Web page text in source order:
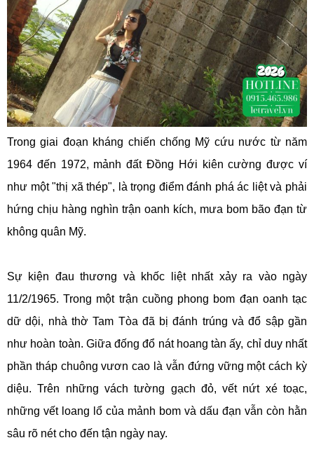
Trong giai đoạn kháng chiến chống Mỹ cứu nước từ năm
1964 đến 1972, mảnh đất Đồng Hới kiên cường được ví
như một "thị xã thép", là trọng điểm đánh phá ác liệt và phải
hứng chịu hàng nghìn trận oanh kích, mưa bom bão đạn từ
không quân Mỹ.
Sự kiện đau thương và khốc liệt nhất xảy ra vào ngày
11/2/1965. Trong một trận cuồng phong bom đạn oanh tạc
dữ dội, nhà thờ Tam Tòa đã bị đánh trúng và đổ sập gần
như hoàn toàn. Giữa đống đổ nát hoang tàn ấy, chỉ duy nhất
phần tháp chuông vươn cao là vẫn đứng vững một cách kỳ
diệu. Trên những vách tường gạch đỏ, vết nứt xé toạc,
những vết loang lổ của mảnh bom và dấu đạn vẫn còn hằn
sâu rõ nét cho đến tận ngày nay.